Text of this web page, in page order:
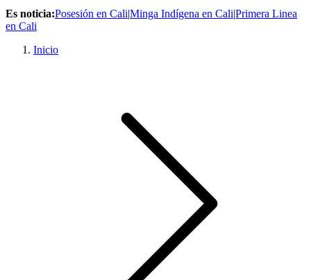
Es noticia:Posesión en Cali|Minga Indígena en Cali|Primera Linea
en Cali
Inicio